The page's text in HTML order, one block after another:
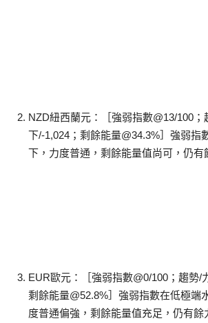
NZD紐西蘭元：［強弱指數@13/100；
下/-1,024；剩餘能量@34.3%］強弱指
下，力度普通，剩餘能量值尚可，仍有
EUR歐元：［強弱指數@0/100；趨勢/
剩餘能量@52.8%］強弱指數在低極端
度普通偏強，剩餘能量值充足，仍有餘